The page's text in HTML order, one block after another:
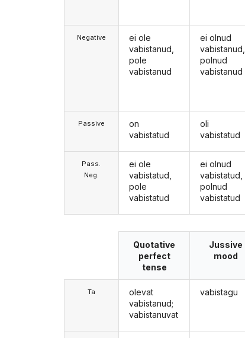
Negative
Passive
Pass.
Neg.
ei ole
vabistanud,
pole
vabistanud
on
vabistatud
ei ole
vabistatud,
pole
vabistatud
ei olnud
vabistanud,
polnud
vabistanud
oli
vabistatud
ei olnud
vabistatud,
polnud
vabistatud
Ta
Quotative
perfect
tense
olevat
vabistanud;
vabistanuvat
Jussive
mood
vabistagu